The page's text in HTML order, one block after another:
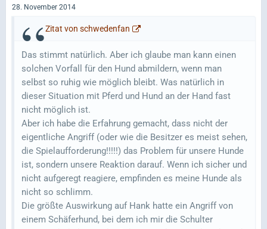
28. November 2014
Zitat von schwedenfan
Das stimmt natürlich. Aber ich glaube man kann einen
solchen Vorfall für den Hund abmildern, wenn man
selbst so ruhig wie möglich bleibt. Was natürlich in
dieser Situation mit Pferd und Hund an der Hand fast
nicht möglich ist.
Aber ich habe die Erfahrung gemacht, dass nicht der
eigentliche Angriff (oder wie die Besitzer es meist sehen,
die Spielaufforderung!!!!!) das Problem für unsere Hunde
ist, sondern unsere Reaktion darauf. Wenn ich sicher und
nicht aufgeregt reagiere, empfinden es meine Hunde als
nicht so schlimm.
Die größte Auswirkung auf Hank hatte ein Angriff von
einem Schäferhund, bei dem ich mir die Schulter